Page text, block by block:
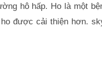
hô hấp. Ho là một
được cải thiện hơn.